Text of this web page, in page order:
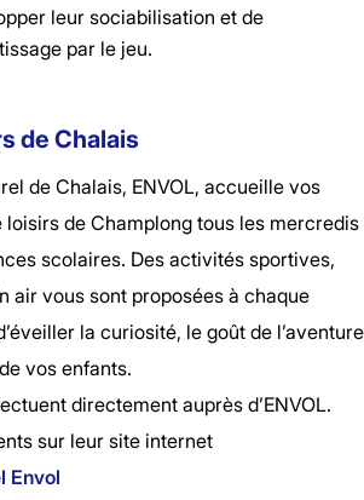
leur sociabilisation et de
par le jeu.
de Chalais
de Chalais, ENVOL, accueille vos
de Champlong tous les mercredis
scolaires. Des activités sportives,
air vous sont proposées à chaque
la curiosité, le goût de l’aventure
vos enfants.
directement auprès d’ENVOL.
sur leur site internet
Envol